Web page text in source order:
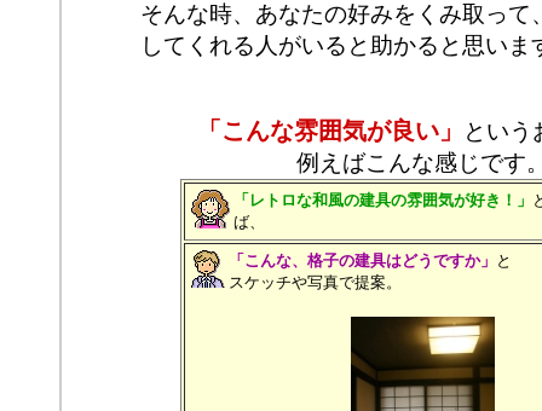
そんな時、あなたの好みをくみ取って
してくれる人がいると助かると思いま
「こんな雰囲気が良い」
という
例えばこんな感じです
「レトロな和風の建具の雰囲気が好き！」
ば、
「こんな、格子の建具はどうですか」 と
スケッチや写真で提案。